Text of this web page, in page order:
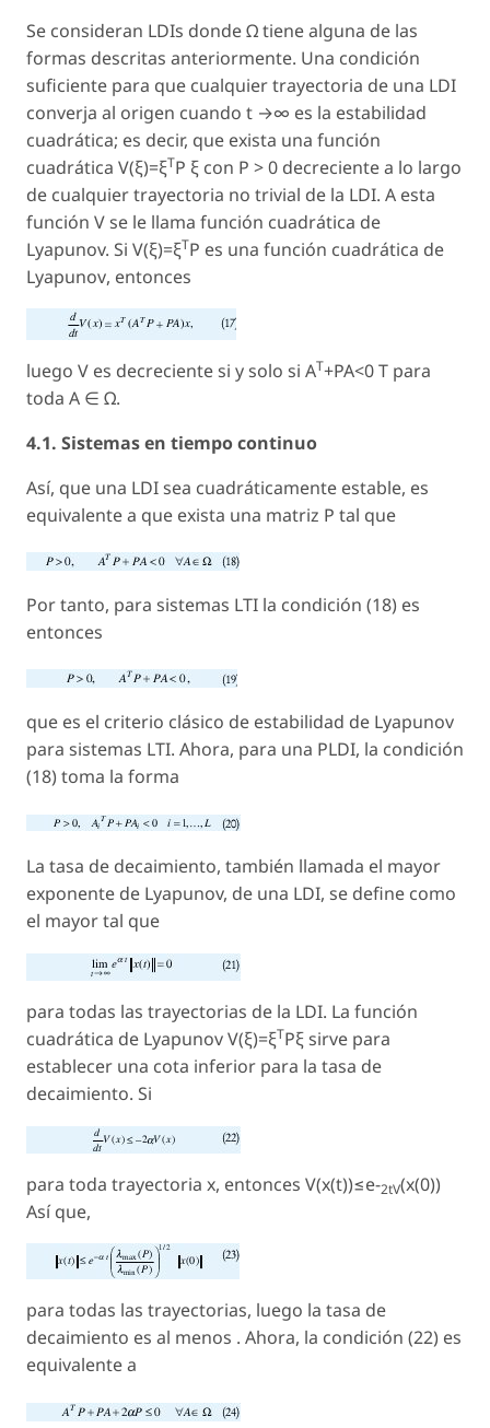
Se consideran LDIs donde Ω tiene alguna de las
formas descritas anteriormente. Una condición
suficiente para que cualquier trayectoria de una LDI
converja al origen cuando t →∞ es la estabilidad
cuadrática; es decir, que exista una función
cuadrática V(ξ)=ξTP ξ con P > 0 decreciente a lo largo
de cualquier trayectoria no trivial de la LDI. A esta
función V se le llama función cuadrática de
Lyapunov. Si V(ξ)=ξTP es una función cuadrática de
Lyapunov, entonces
luego V es decreciente si y solo si AT+PA<0 T para
toda A ∈ Ω.
4.1. Sistemas en tiempo continuo
Así, que una LDI sea cuadráticamente estable, es
equivalente a que exista una matriz P tal que
Por tanto, para sistemas LTI la condición (18) es
entonces
que es el criterio clásico de estabilidad de Lyapunov
para sistemas LTI. Ahora, para una PLDI, la condición
(18) toma la forma
La tasa de decaimiento, también llamada el mayor
exponente de Lyapunov, de una LDI, se define como
el mayor tal que
para todas las trayectorias de la LDI. La función
cuadrática de Lyapunov V(ξ)=ξTPξ sirve para
establecer una cota inferior para la tasa de
decaimiento. Si
para toda trayectoria x, entonces V(x(t))≤e-2tV(x(0))
Así que,
para todas las trayectorias, luego la tasa de
decaimiento es al menos . Ahora, la condición (22) es
equivalente a